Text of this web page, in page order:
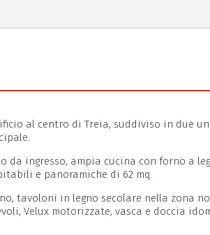
al centro di Treia, suddiviso in due
ingresso, ampia cucina con forno a
e panoramiche di 62 mq.
tavoloni in legno secolare nella zona
Velux motorizzate, vasca e doccia